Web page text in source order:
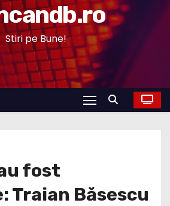
Stiri pe Bune!
fost
Traian Băsescu